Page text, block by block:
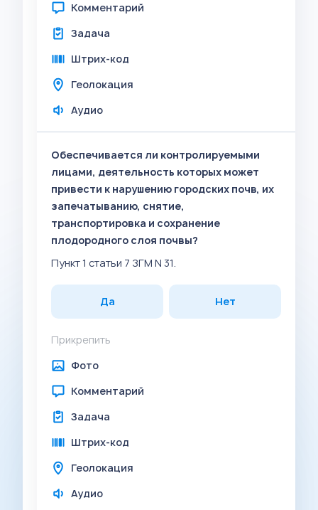
Комментарий
Задача
Штрих-код
Геолокация
Аудио
Обеспечивается ли контролируемыми
лицами, деятельность которых может
привести к нарушению городских почв, их
запечатыванию, снятие,
транспортировка и сохранение
плодородного слоя почвы?
Пункт 1 статьи 7 ЗГМ N 31.
Да Нет
Прикрепить
Фото
Комментарий
Задача
Штрих-код
Геолокация
Аудио